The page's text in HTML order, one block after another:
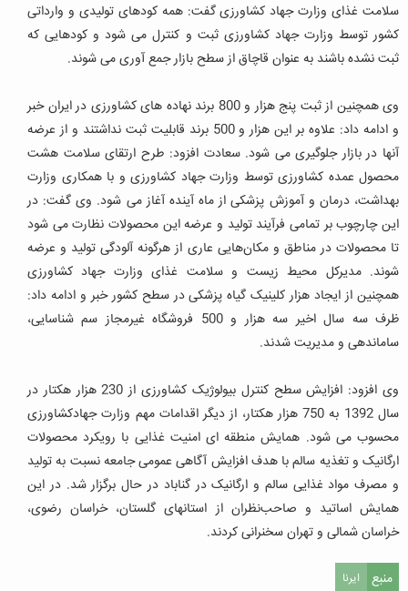
سلامت غذای وزارت جهاد کشاورزی گفت: همه کودهای تولیدی و وارداتی
کشور توسط وزارت جهاد کشاورزی ثبت و کنترل می شود و کودهایی که
ثبت نشده باشند به عنوان قاچاق از سطح بازار جمع آوری می شوند.
وی همچنین از ثبت پنج هزار و 800 برند نهاده های کشاورزی در ایران خبر
و ادامه داد: علاوه بر این هزار و 500 برند قابلیت ثبت نداشتند و از عرضه
آنها در بازار جلوگیری می شود. سعادت افزود: طرح ارتقای سلامت هشت
محصول عمده کشاورزی توسط وزارت جهاد کشاورزی و با همکاری وزارت
بهداشت، درمان و آموزش پزشکی از ماه آینده آغاز می شود. وی گفت: در
این چارچوب بر تمامی فرآیند تولید و عرضه این محصولات نظارت می شود
تا محصولات در مناطق و مکان‌هایی عاری از هرگونه آلودگی تولید و عرضه
شوند. مدیرکل محیط زیست و سلامت غذای وزارت جهاد کشاورزی
همچنین از ایجاد هزار کلینیک گیاه پزشکی در سطح کشور خبر و ادامه داد:
ظرف سه سال اخیر سه هزار و 500 فروشگاه غیرمجاز سم شناسایی،
ساماندهی و مدیریت شدند.
وی افزود: افزایش سطح کنترل بیولوژیک کشاورزی از 230 هزار هکتار در
سال 1392 به 750 هزار هکتار، از دیگر اقدامات مهم وزارت جهادکشاورزی
محسوب می شود. همایش منطقه ای امنیت غذایی با رویکرد محصولات
ارگانیک و تغذیه سالم با هدف افزایش آگاهی عمومی جامعه نسبت به تولید
و مصرف مواد غذایی سالم و ارگانیک در گناباد در حال برگزار شد. در این
همایش اساتید و صاحب‌نظران از استانهای گلستان، خراسان رضوی،
خراسان شمالی و تهران سخنرانی کردند.
منبع ایرنا